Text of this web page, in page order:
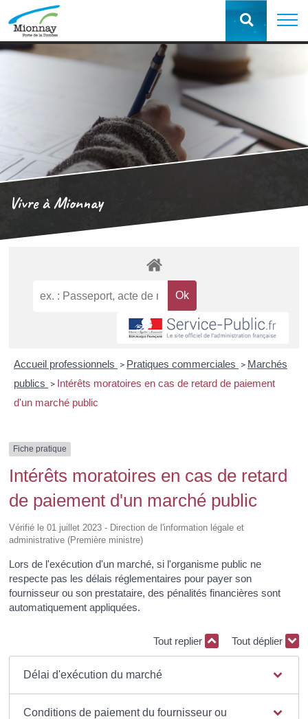
Vivre à Mionnay
Accueil professionnels > Pratiques commerciales > Marchés
publics > Intérêts moratoires en cas de retard de paiement
d'un marché public
Fiche pratique
Intérêts moratoires en cas de retard
de paiement d'un marché public
Vérifié le 01 juillet 2023 - Direction de l'information légale et
administrative (Première ministre)
Lors de l'exécution d'un marché, si l'organisme public ne
respecte pas les délais réglementaires pour payer son
fournisseur ou son prestataire, des pénalités financières sont
automatiquement appliquées.
Tout replier Tout déplier
Délai d'exécution du marché
Conditions de paiement du fournisseur ou